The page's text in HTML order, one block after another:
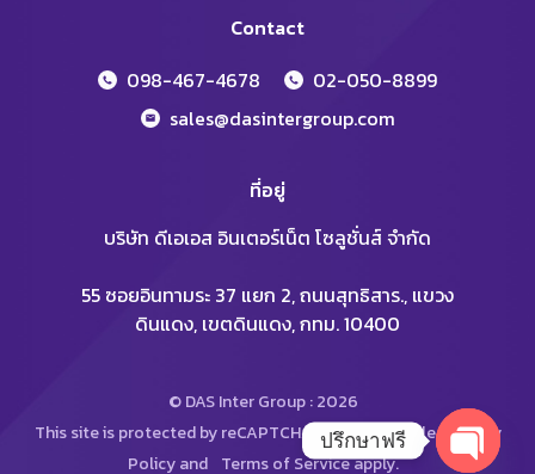
Contact
098-467-4678
02-050-8899
sales@dasintergroup.com
ที่อยู่
บริษัท ดีเอเอส อินเตอร์เน็ต โซลูชั่นส์ จำกัด
55 ซอยอินทามระ 37 แยก 2, ถนนสุทธิสาร., แขวง
ดินแดง, เขตดินแดง, กทม. 10400
© DAS Inter Group : 2026
This site is protected by reCAPTCHA and the Google Privacy
Policyand Terms of Serviceapply.
ปรึกษาฟรี